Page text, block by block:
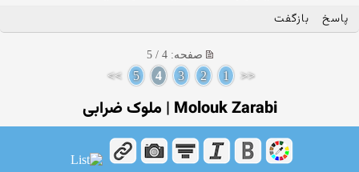
پاسخ بازگفت
صفحه: 4 / 5
<<
1
2
3
4
5
>>
Molouk Zarabi | ملوک ضرابی